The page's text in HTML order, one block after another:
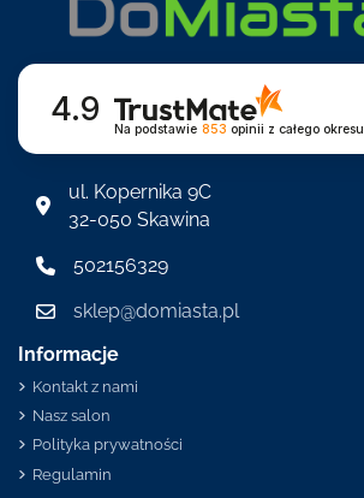
4.9
Na podstawie 853 opinii z całego okresu
ul. Kopernika 9C
32-050 Skawina
502156329
sklep@domiasta.pl
Informacje
Kontakt z nami
Nasz salon
Polityka prywatności
Regulamin